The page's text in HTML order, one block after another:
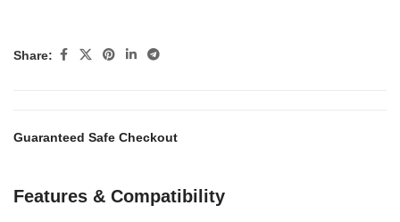
Share:
Guaranteed Safe Checkout
Features & Compatibility